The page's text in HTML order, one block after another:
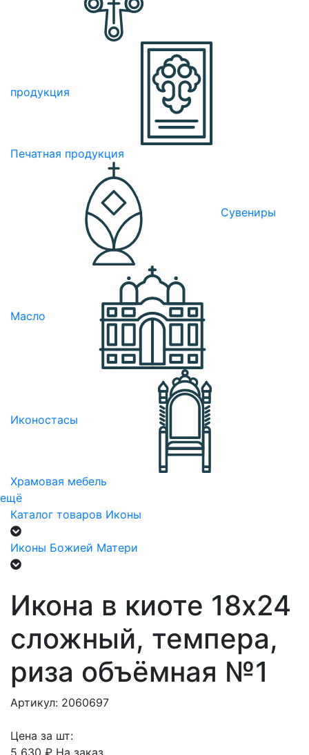
продукция
Печатная продукция
Сувениры
Масло
Иконостасы
Храмовая мебель
ещё
Каталог товаров Иконы
Иконы Божией Матери
Икона в киоте 18х24
сложный, темпера,
риза объёмная №1
Артикул: 2060697
Цена за шт:
5 630 ₽ На заказ